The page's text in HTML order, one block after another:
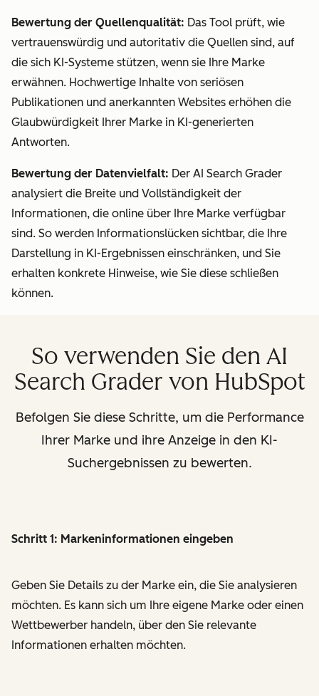
Bewertung der Quellenqualität: Das Tool prüft, wie
vertrauenswürdig und autoritativ die Quellen sind, auf
die sich KI-Systeme stützen, wenn sie Ihre Marke
erwähnen. Hochwertige Inhalte von seriösen
Publikationen und anerkannten Websites erhöhen die
Glaubwürdigkeit Ihrer Marke in KI-generierten
Antworten.
Bewertung der Datenvielfalt: Der AI Search Grader
analysiert die Breite und Vollständigkeit der
Informationen, die online über Ihre Marke verfügbar
sind. So werden Informationslücken sichtbar, die Ihre
Darstellung in KI-Ergebnissen einschränken, und Sie
erhalten konkrete Hinweise, wie Sie diese schließen
können.
So verwenden Sie den AI
Search Grader von HubSpot
Befolgen Sie diese Schritte, um die Performance
Ihrer Marke und ihre Anzeige in den KI-
Suchergebnissen zu bewerten.
Schritt 1: Markeninformationen eingeben
Geben Sie Details zu der Marke ein, die Sie analysieren
möchten. Es kann sich um Ihre eigene Marke oder einen
Wettbewerber handeln, über den Sie relevante
Informationen erhalten möchten.